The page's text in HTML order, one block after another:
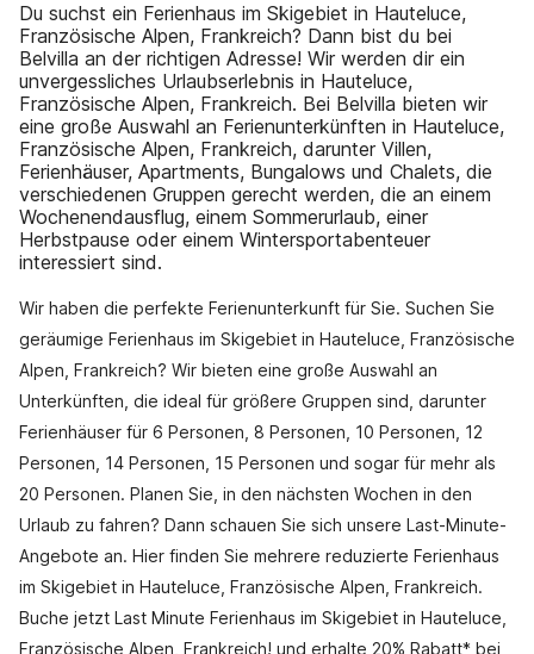
Du suchst ein Ferienhaus im Skigebiet in Hauteluce,
Französische Alpen, Frankreich? Dann bist du bei
Belvilla an der richtigen Adresse! Wir werden dir ein
unvergessliches Urlaubserlebnis in Hauteluce,
Französische Alpen, Frankreich. Bei Belvilla bieten wir
eine große Auswahl an Ferienunterkünften in Hauteluce,
Französische Alpen, Frankreich, darunter Villen,
Ferienhäuser, Apartments, Bungalows und Chalets, die
verschiedenen Gruppen gerecht werden, die an einem
Wochenendausflug, einem Sommerurlaub, einer
Herbstpause oder einem Wintersportabenteuer
interessiert sind.
Wir haben die perfekte Ferienunterkunft für Sie. Suchen Sie
geräumige Ferienhaus im Skigebiet in Hauteluce, Französische
Alpen, Frankreich? Wir bieten eine große Auswahl an
Unterkünften, die ideal für größere Gruppen sind, darunter
Ferienhäuser für 6 Personen, 8 Personen, 10 Personen, 12
Personen, 14 Personen, 15 Personen und sogar für mehr als
20 Personen. Planen Sie, in den nächsten Wochen in den
Urlaub zu fahren? Dann schauen Sie sich unsere Last-Minute-
Angebote an. Hier finden Sie mehrere reduzierte Ferienhaus
im Skigebiet in Hauteluce, Französische Alpen, Frankreich.
Buche jetzt Last Minute Ferienhaus im Skigebiet in Hauteluce,
Französische Alpen, Frankreich! und erhalte 20% Rabatt* bei